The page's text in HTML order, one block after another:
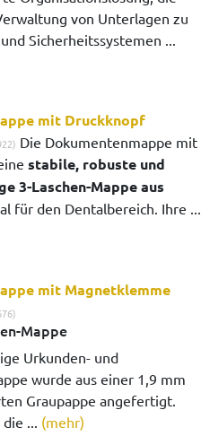
von Unterlagen zu
Sicherheitssystemen ...
mit Druckknopf
Die Dokumentenmappe mit
stabile, robuste und
3-Laschen-Mappe aus
für den Dentalbereich. Ihre ...
mit Magnetklemme
Mappe
Urkunden- und
wurde aus einer 1,9 mm
Graupappe angefertigt.
... (mehr)